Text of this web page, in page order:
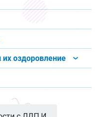
оздоровление